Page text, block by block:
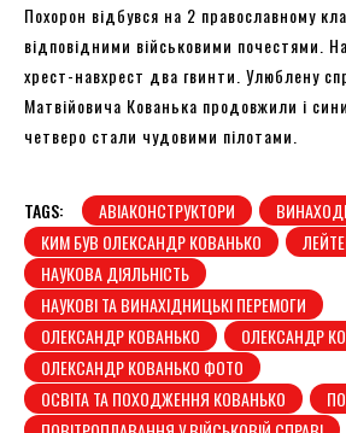
Похорон відбувся на 2 православному
відповідними військовими почестями.
хрест-навхрест два гвинти. Улюблену
Матвійовича Кованька продовжили і
четверо стали чудовими пілотами.
TAGS: АВІАКОНСТРУКТОРИ
КИМ БУВ ОЛЕКСАНДР КОВАНЬКО
НАУКОВА ДІЯЛЬНІСТЬ
НАУКОВІ ТА ВИНАХІДНИЦЬКІ ПЕРЕМОГИ
ОЛЕКСАНДР КОВАНЬКО
ОЛЕКСАНДР
ОЛЕКСАНДР КОВАНЬКО ФОТО
ОСВІТА ТА ПОХОДЖЕННЯ КОВАНЬКО